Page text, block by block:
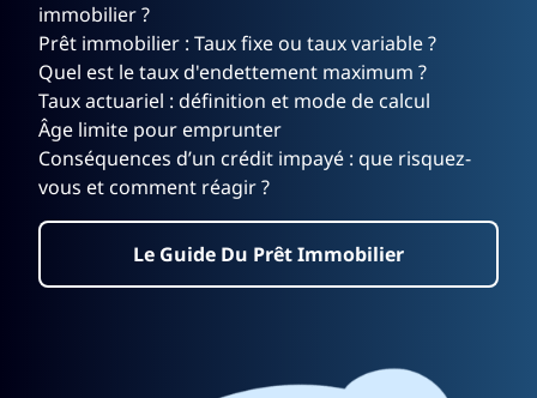
immobilier ?
Prêt immobilier : Taux fixe ou taux variable ?
Quel est le taux d'endettement maximum ?
Taux actuariel : définition et mode de calcul
Âge limite pour emprunter
Conséquences d’un crédit impayé : que risquez-
vous et comment réagir ?
Le Guide Du Prêt Immobilier